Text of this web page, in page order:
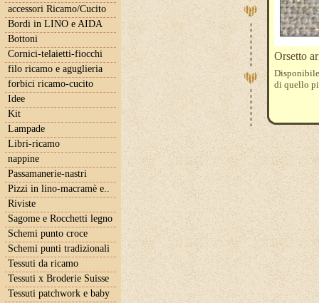
accessori Ricamo/Cucito
Bordi in LINO e AIDA
Bottoni
Cornici-telaietti-fiocchi
filo ricamo e aguglieria
forbici ricamo-cucito
Idee
Kit
Lampade
Libri-ricamo
nappine
Passamanerie-nastri
Pizzi in lino-macramè e..
Riviste
Sagome e Rocchetti legno
Schemi punto croce
Schemi punti tradizionali
Tessuti da ricamo
Tessuti x Broderie Suisse
Tessuti patchwork e baby
Orsetto
di quello